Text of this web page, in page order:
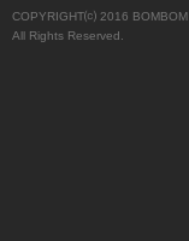
COPYRIGHT⒞ 2016 BOMBOM
All Rights Reserved.